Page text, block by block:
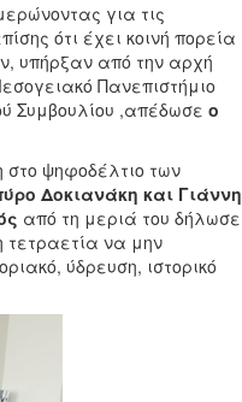
για τις
ότι έχει κοινή πορεία
υπήρξαν από την αρχή
Πανεπιστήμιο
Συμβουλίου ,απέδωσε ο
στο ψηφοδέλτιο των
Δοκιανάκη και Γιάννη
από τη μεριά του δήλωσε
τετραετία να μην
ύδρευση, ιστορικό